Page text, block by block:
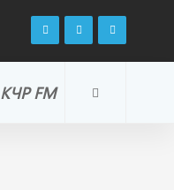
КЧР FM